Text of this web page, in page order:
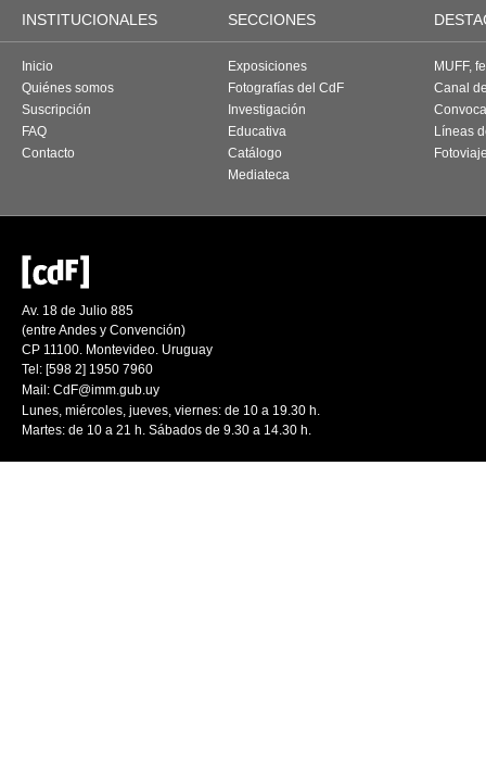
INSTITUCIONALES SECCIONES
Inicio
Quiénes somos
Suscripción
FAQ
Contacto
Exposiciones
Fotografías del CdF
Investigación
Educativa
Catálogo
Mediateca
MUFF,
Canal
Líneas
Av. 18 de Julio 885
(entre Andes y Convención)
CP 11100. Montevideo. Uruguay
Tel: [598 2] 1950 7960
Mail: CdF@imm.gub.uy
Lunes, miércoles, jueves, viernes: de 10 a 19.30 h.
Martes: de 10 a 21 h. Sábados de 9.30 a 14.30 h.